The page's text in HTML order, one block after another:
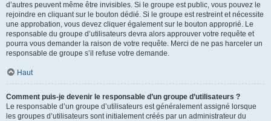
d’autres peuvent même être invisibles. Si le groupe est public, vous pouvez le
rejoindre en cliquant sur le bouton dédié. Si le groupe est restreint et nécessite
une approbation, vous devez cliquer également sur le bouton approprié. Le
responsable du groupe d’utilisateurs devra alors approuver votre requête et
pourra vous demander la raison de votre requête. Merci de ne pas harceler un
responsable de groupe s’il refuse votre demande.
Haut
Comment puis-je devenir le responsable d’un groupe d’utilisateurs ?
Le responsable d’un groupe d’utilisateurs est généralement assigné lorsque
les groupes d’utilisateurs sont initialement créés par un administrateur du